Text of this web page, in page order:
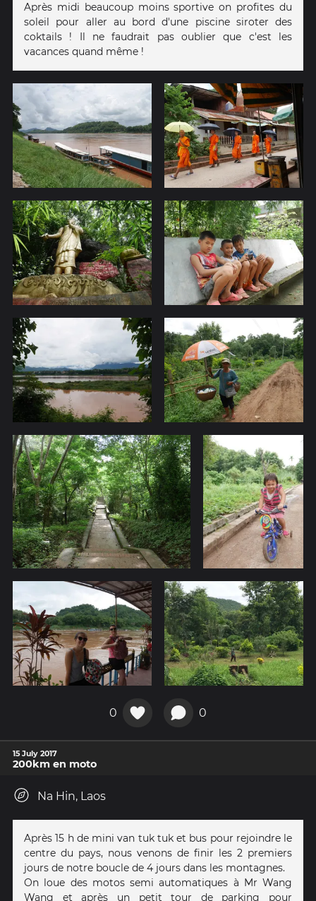
Après midi beaucoup moins sportive on profites du
soleil pour aller au bord d'une piscine siroter des
coktails ! Il ne faudrait pas oublier que c'est les
vacances quand même !
0 0
15 July 2017
200km en moto
Na Hin, Laos
Après 15 h de mini van tuk tuk et bus pour rejoindre le
centre du pays, nous venons de finir les 2 premiers
jours de notre boucle de 4 jours dans les montagnes.
On loue des motos semi automatiques à Mr Wang
Wang et après un petit tour de parking pour